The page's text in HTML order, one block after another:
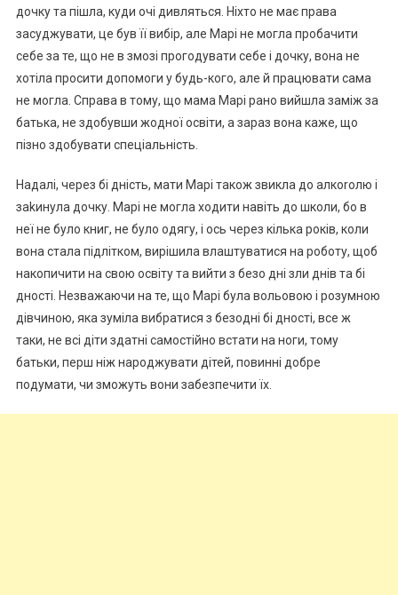
дочку та пішла, куди очі дивляться. Ніхто не має права
засуджувати, це був її вибір, але Марі не могла пробачити
себе за те, що не в змозі прогодувати себе і дочку, вона не
хотіла просити допомоги у будь-кого, але й працювати сама
не могла. Справа в тому, що мама Марі рано вийшла заміж за
батька, не здобувши жодної освіти, а зараз вона каже, що
пізно здобувати спеціальність.
Надалі, через бі дність, мати Марі також звикла до алкоrолю і
заkинула дочку. Марі не могла ходити навіть до школи, бо в
неї не було книг, не було одягу, і ось через кілька років, коли
вона стала підлітком, вирішила влаштуватися на роботу, щоб
накопичити на свою освіту та вийти з безо дні зли днів та бі
дності. Незважаючи на те, що Марі була вольовою і розумною
дівчиною, яка зуміла вибратися з безодні бі дності, все ж
таки, не всі діти здатні самостійно встати на ноги, тому
батьки, перш ніж народжувати дітей, повинні добре
подумати, чи зможуть вони забезпечити їх.